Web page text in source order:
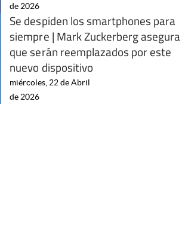
de 2026
Se despiden los smartphones para
siempre | Mark Zuckerberg asegura
que serán reemplazados por este
nuevo dispositivo
miércoles, 22 de Abril
de 2026